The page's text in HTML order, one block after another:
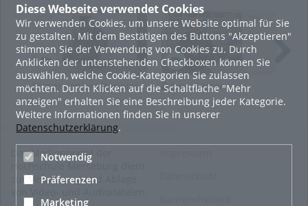
Diese Webseite verwendet Cookies
Wir verwenden Cookies, um unsere Website optimal für Sie
zu gestalten. Mit dem Bestätigen des Buttons "Akzeptieren"
stimmen Sie der Verwendung von Cookies zu. Durch
Anklicken der untenstehenden Checkboxen können Sie
auswählen, welche Cookie-Kategorien Sie zulassen
möchten. Durch Klicken auf die Schaltfläche "Mehr
anzeigen" erhalten Sie eine Beschreibung jeder Kategorie.
Weitere Informationen finden Sie in unserer
Datenschutzerklärung.
Notwendig
Präferenzen
Marketing
Dispersion am Besipiel
des Regenbogens
Servomotor
Das Medienportal der
Hochschule Merseburg dient
zur Verwaltung und Ablage